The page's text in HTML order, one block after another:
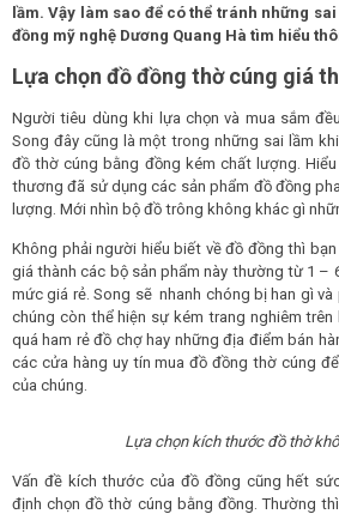
lầm. Vậy làm sao để có thể tránh những
đồng mỹ nghệ Dương Quang Hà tìm hiểu
Lựa chọn đồ đồng thờ cúng giá
Người tiêu dùng khi lựa chọn và mua sắm
Song đây cũng là một trong những sai lầm
đồ thờ cúng bằng đồng kém chất lượng.
thương đã sử dụng các sản phẩm đồ đồng
lượng. Mới nhìn bộ đồ trông không khác gì
Không phải người hiểu biết về đồ đồng thì
giá thành các bộ sản phẩm này thường từ 1 –
mức giá rẻ. Song sẽ nhanh chóng bị han gì
chúng còn thể hiện sự kém trang nghiêm
quá ham rẻ đồ chợ hay những địa điểm bán
các cửa hàng uy tín mua đồ đồng thờ cúng
của chúng.
Lựa chọn kích thước đồ thờ
Vấn đề kích thước của đồ đồng cũng hết
định chọn đồ thờ cúng bằng đồng. Thường